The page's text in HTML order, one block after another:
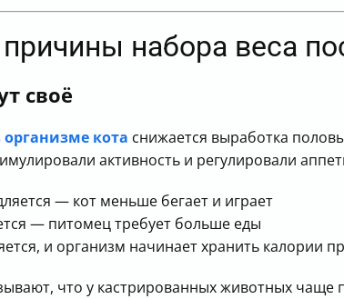
набора веса
своё
кота снижается выработка
активность и регулировали
— кот меньше бегает и играет
— питомец требует больше еды
и организм начинает хранить калории
что у кастрированных животных чаще